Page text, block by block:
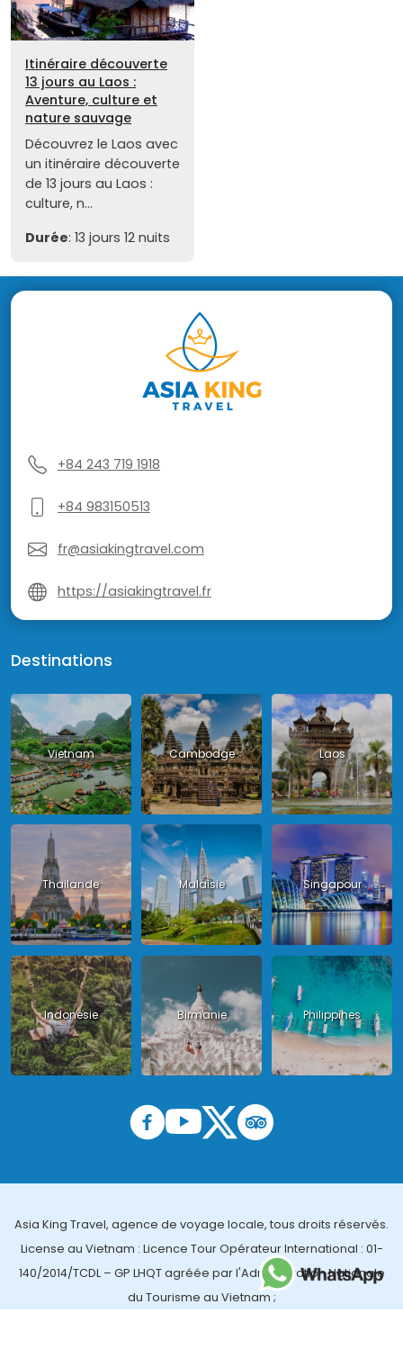
Itinéraire découverte
13 jours au Laos :
Aventure, culture et
nature sauvage
Découvrez le Laos avec
un itinéraire découverte
de 13 jours au Laos :
culture, n...
Durée: 13 jours 12 nuits
+84 243 719 1918
+84 983150513
fr@asiakingtravel.com
https://asiakingtravel.fr
Destinations
Vietnam Cambodge Laos
Thailande Malaisie Singapour
Indonésie Birmanie Philippines
Asia King Travel, agence de voyage locale, tous droits réservés.
License au Vietnam : Licence Tour Opérateur International : 01-
140/2014/TCDL – GP LHQT agréée par l'Administration Nationale
du Tourisme au Vietnam ;